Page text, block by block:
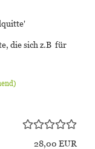
die sich z.B für
28,00 EUR